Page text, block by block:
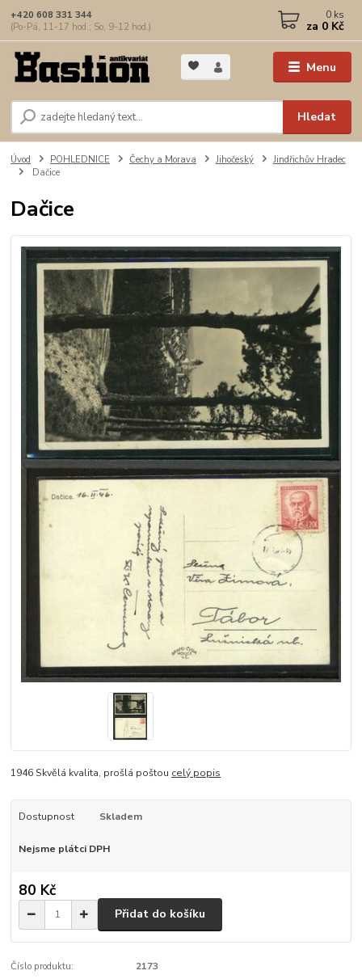
Menu
Hledat
+420 608 331 344
(Po-Pá, 11-17 hod.; So, 9-12 hod.)
0 ks
za 0 Kč
Úvod POHLEDNICE Čechy a Morava Jihočeský
Jindřichův Hradec
Dačice
Dačice
1946 Skvělá kvalita, prošlá poštou celý popis
Dostupnost Skladem
Nejsme plátci DPH
80 Kč
Přidat do košíku
Číslo produktu: 2173